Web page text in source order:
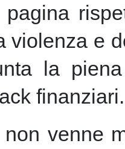
pagina
violenza e
la
finanziari.
venne